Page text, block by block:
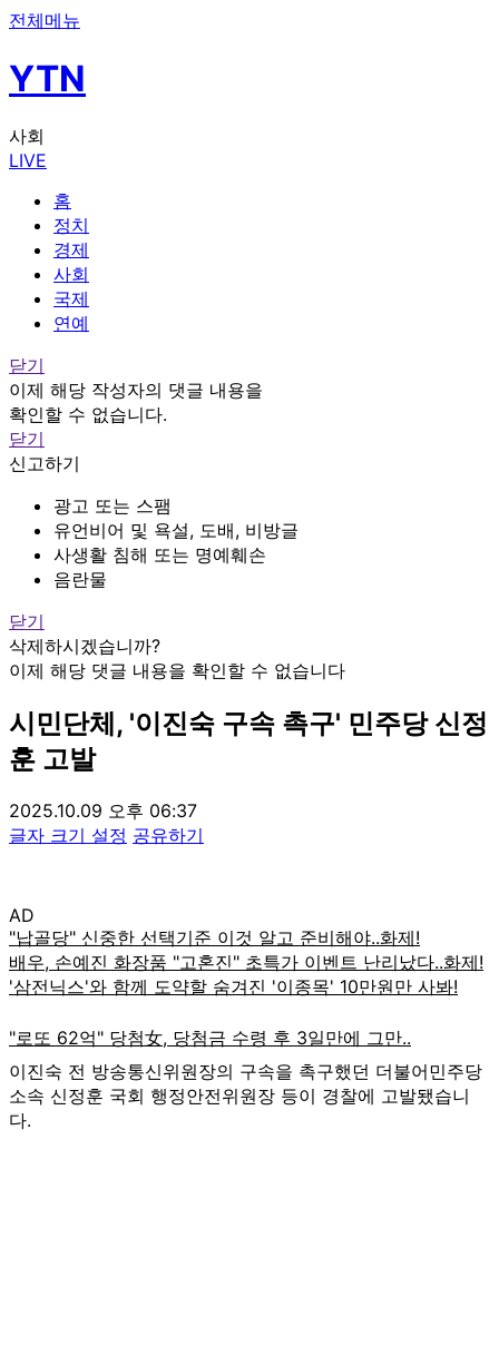
전체메뉴
YTN
사회
LIVE
홈
정치
경제
사회
국제
연예
닫기
이제 해당 작성자의 댓글 내용을
확인할 수 없습니다.
닫기
신고하기
광고 또는 스팸
유언비어 및 욕설, 도배, 비방글
사생활 침해 또는 명예훼손
음란물
닫기
삭제하시겠습니까?
이제 해당 댓글 내용을 확인할 수 없습니다
시민단체, '이진숙 구속 촉구' 민주당 신정
훈 고발
2025.10.09 오후 06:37
글자 크기 설정 공유하기
AD
이진숙 전 방송통신위원장의 구속을 촉구했던 더불어민주당
소속 신정훈 국회 행정안전위원장 등이 경찰에 고발됐습니
다.